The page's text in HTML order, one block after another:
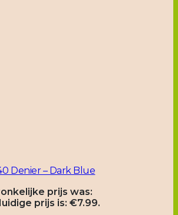
Denier – Dark Blue
prijs was:
prijs is: €7.99.